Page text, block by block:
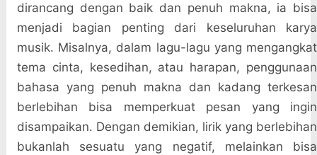
dirancang dengan baik dan penuh makna, ia bisa
menjadi bagian penting dari keseluruhan karya
musik. Misalnya, dalam lagu-lagu yang mengangkat
tema cinta, kesedihan, atau harapan, penggunaan
bahasa yang penuh makna dan kadang terkesan
berlebihan bisa memperkuat pesan yang ingin
disampaikan. Dengan demikian, lirik yang berlebihan
bukanlah sesuatu yang negatif, melainkan bisa